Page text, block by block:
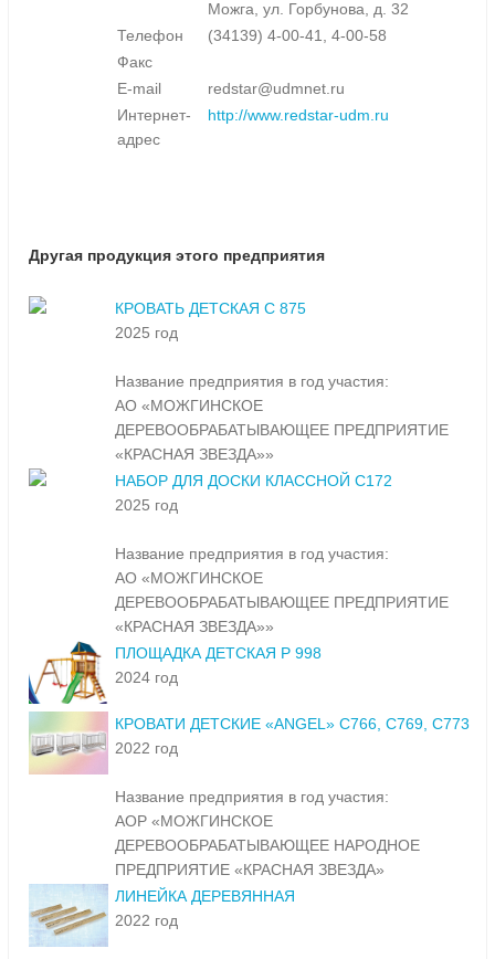
Можга, ул. Горбунова, д. 32
Телефон
(34139) 4-00-41, 4-00-58
Факс
E-mail
redstar@udmnet.ru
Интернет-
адрес
http://www.redstar-udm.ru
Другая продукция этого предприятия
КРОВАТЬ ДЕТСКАЯ С 875
2025 год
Название предприятия в год участия:
АО «МОЖГИНСКОЕ
ДЕРЕВООБРАБАТЫВАЮЩЕЕ ПРЕДПРИЯТИЕ
«КРАСНАЯ ЗВЕЗДА»»
НАБОР ДЛЯ ДОСКИ КЛАССНОЙ С172
2025 год
Название предприятия в год участия:
АО «МОЖГИНСКОЕ
ДЕРЕВООБРАБАТЫВАЮЩЕЕ ПРЕДПРИЯТИЕ
«КРАСНАЯ ЗВЕЗДА»»
ПЛОЩАДКА ДЕТСКАЯ Р 998
2024 год
КРОВАТИ ДЕТСКИЕ «ANGEL» С766, С769, С773
2022 год
Название предприятия в год участия:
АОР «МОЖГИНСКОЕ
ДЕРЕВООБРАБАТЫВАЮЩЕЕ НАРОДНОЕ
ПРЕДПРИЯТИЕ «КРАСНАЯ ЗВЕЗДА»
ЛИНЕЙКА ДЕРЕВЯННАЯ
2022 год